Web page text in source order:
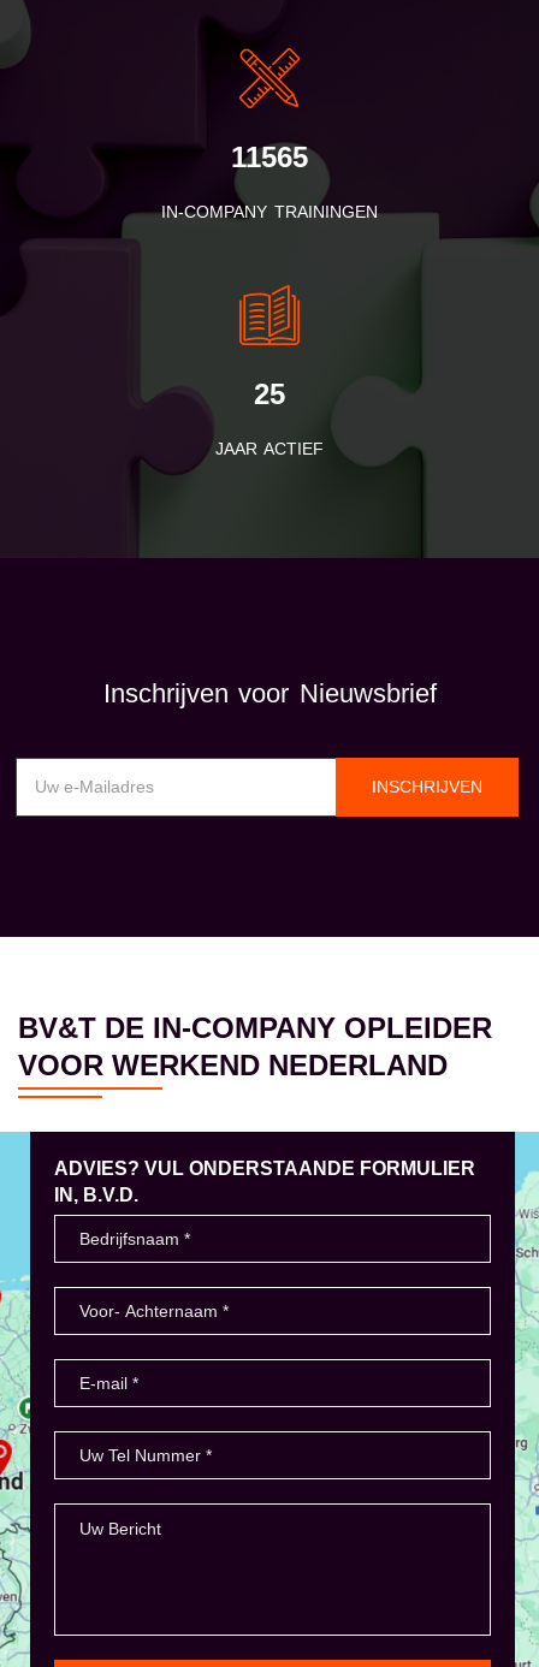
11565
IN-COMPANY TRAININGEN
25
JAAR ACTIEF
Inschrijven voor Nieuwsbrief
INSCHRIJVEN
BV&T DE IN-COMPANY OPLEIDER
VOOR WERKEND NEDERLAND
ADVIES? VUL ONDERSTAANDE FORMULIER
IN, B.V.D.